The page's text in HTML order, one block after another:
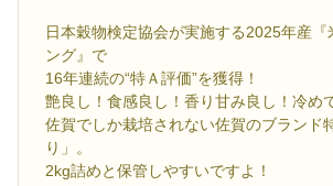
日本穀物検定協会が実施する2025年産『
ング』で
16年連続の“特Ａ評価”を獲得！
艶良し！食感良し！香り甘み良し！冷め
佐賀でしか栽培されない佐賀のブランド
り」。
2kg詰めと保管しやすいですよ！